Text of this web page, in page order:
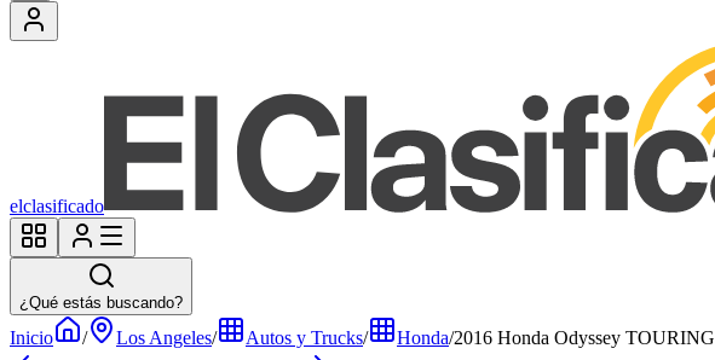
elclasificado
¿Qué estás buscando?
Inicio / Los Angeles/ Autos y Trucks/ Honda/2016 Honda Odyssey TOURING